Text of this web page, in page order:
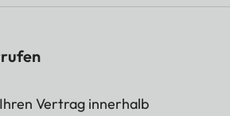
Vertrag innerhalb